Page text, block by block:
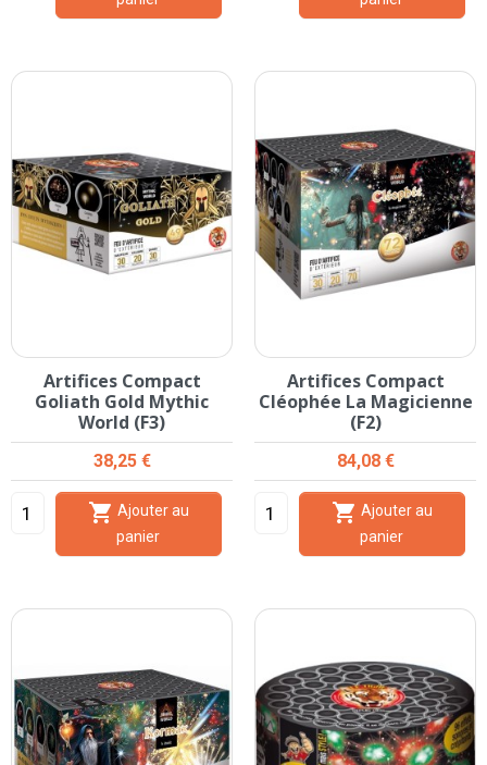
Artifices Compact
Goliath Gold Mythic
World (F3)
Prix
38,25 €

panier
Artifices Compact
Cléophée La Magicienne
(F2)
Prix
84,08 €

panier